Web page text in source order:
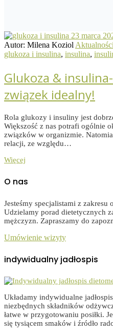
23 marca
Autor: Milena Koziol Aktualności
glukoza i insulina, insulina,
Glukoza &
związek idealny!
Rola glukozy i insuliny jest
Większość z nas potrafi ogólnie
związków w organizmie.
relacji, ze względu…
Więcej
O nas
Jesteśmy specjalistami z
Udzielamy porad dietetycznych
mężczyzn. Zapraszamy do
Umówienie wizyty
indywidualny jadłospis
Układamy indywidualne
niezbędnych składników
łatwe w przygotowaniu posiłki.
się tysiącem smaków i źródło